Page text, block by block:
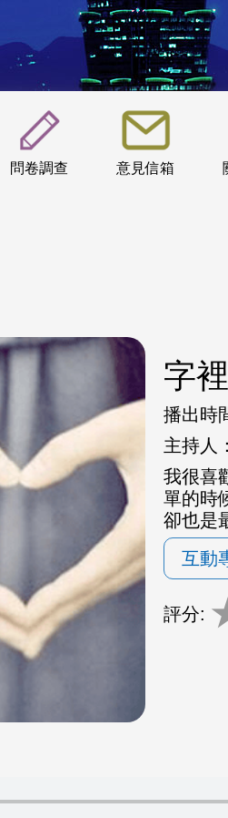
問卷調查 意見信箱
:::
字
播出時
主持人：
我很喜
單的時
卻也是
互動
評分: